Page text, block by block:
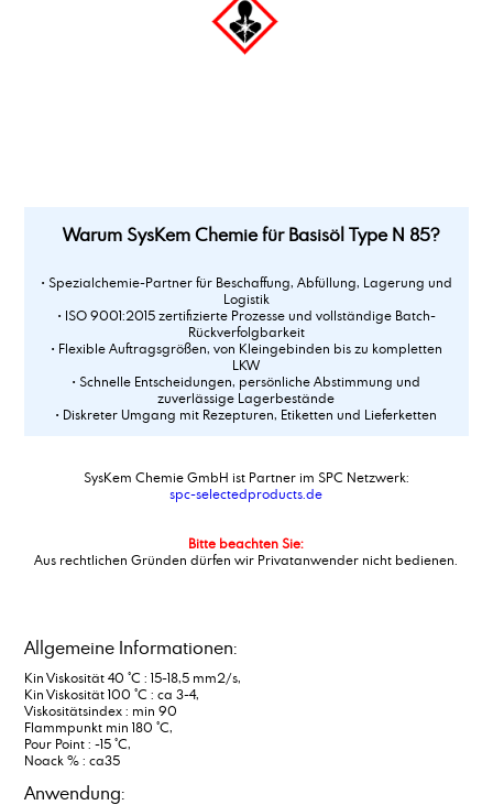
Warum SysKem Chemie für Basisöl Type N 85?
• Spezialchemie-Partner für Beschaffung, Abfüllung, Lagerung und
Logistik
• ISO 9001:2015 zertifizierte Prozesse und vollständige Batch-
Rückverfolgbarkeit
• Flexible Auftragsgrößen, von Kleingebinden bis zu kompletten
LKW
• Schnelle Entscheidungen, persönliche Abstimmung und
zuverlässige Lagerbestände
• Diskreter Umgang mit Rezepturen, Etiketten und Lieferketten
SysKem Chemie GmbH ist Partner im SPC Netzwerk:
spc-selectedproducts.de
Bitte beachten Sie:
Aus rechtlichen Gründen dürfen wir Privatanwender nicht bedienen.
Allgemeine Informationen:
Kin Viskosität 40 °C : 15-18,5 mm2/s,
Kin Viskosität 100 °C : ca 3-4,
Viskositätsindex : min 90
Flammpunkt min 180 °C,
Pour Point : -15 °C,
Noack % : ca35
Anwendung: